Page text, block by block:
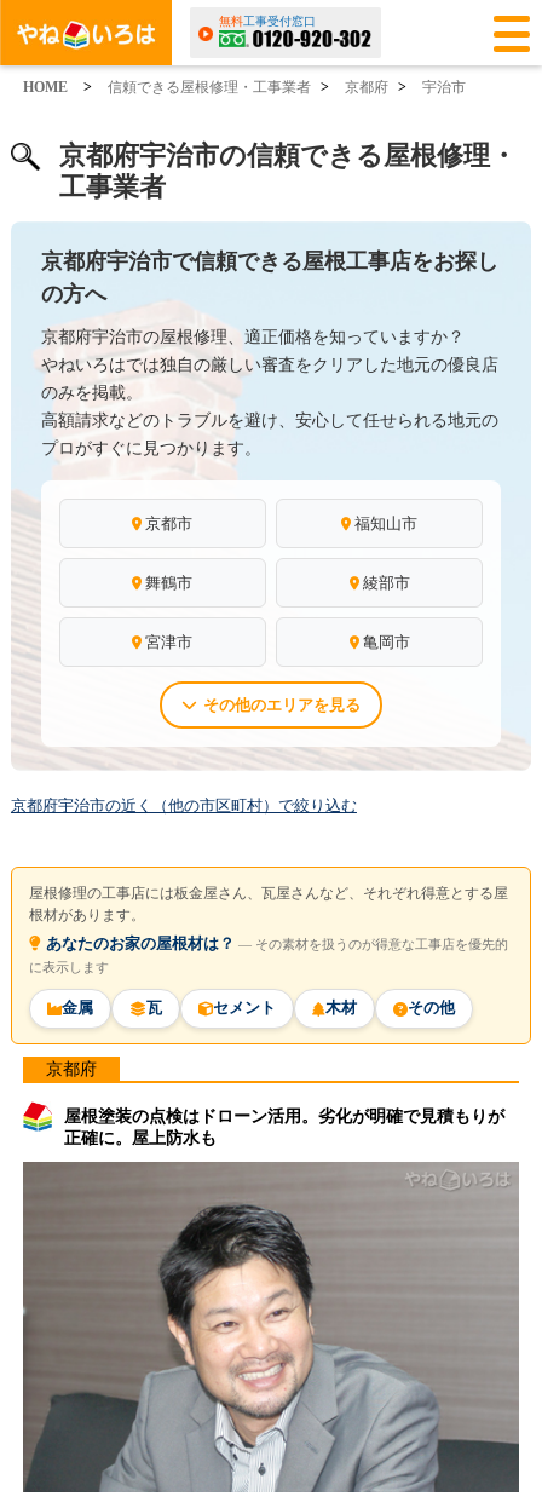
無料工事受付窓口
HOME > 信頼できる屋根修理・工事業者 > 京都府 > 宇治市
京都府宇治市の信頼できる屋根修理・
工事業者
京都府宇治市で信頼できる屋根工事店をお探し
の方へ
京都府宇治市の屋根修理、適正価格を知っていますか？
やねいろはでは独自の厳しい審査をクリアした地元の優良店
のみを掲載。
高額請求などのトラブルを避け、安心して任せられる地元の
プロがすぐに見つかります。
京都市 福知山市
舞鶴市 綾部市
宮津市 亀岡市
その他のエリアを見る
京都府宇治市の近く（他の市区町村）で絞り込む
屋根修理の工事店には板金屋さん、瓦屋さんなど、それぞれ得意とする屋
根材があります。
あなたのお家の屋根材は？ ― その素材を扱うのが得意な工事店を優先的
に表示します
金属 瓦 セメント 木材 その他
京都府
屋根塗装の点検はドローン活用。劣化が明確で見積もりが
正確に。屋上防水も